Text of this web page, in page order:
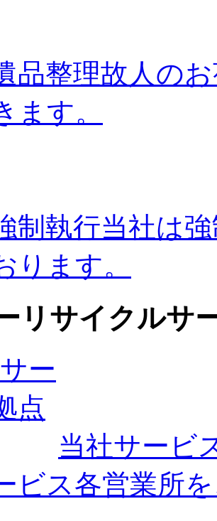
品整理故人の
ます。
制執行当社は
ります。
リサイクルサ
当社サービ
ビス各営業所